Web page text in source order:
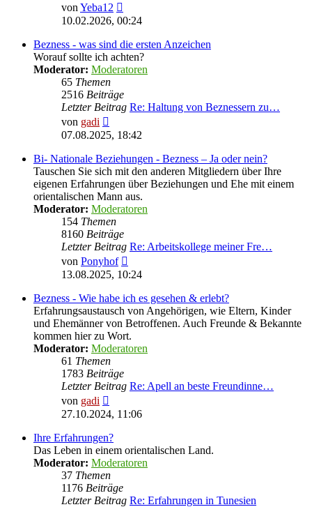
von Yeba12
Beitrag
10.02.2026, 00:24
Bezness - was sind die ersten Anzeichen
Worauf sollte ich achten?
Moderator: Moderatoren
65 Themen
2516 Beiträge
Letzter Beitrag Re: Haltung von Beznessern zu…
von gadi
Beitrag
07.08.2025, 18:42
Bi- Nationale Beziehungen - Bezness – Ja oder nein?
Tauschen Sie sich mit den anderen Mitgliedern über Ihre
eigenen Erfahrungen über Beziehungen und Ehe mit einem
orientalischen Mann aus.
Moderator: Moderatoren
154 Themen
8160 Beiträge
Letzter Beitrag Re: Arbeitskollege meiner Fre…
von Ponyhof
Beitrag
13.08.2025, 10:24
Bezness - Wie habe ich es gesehen & erlebt?
Erfahrungsaustausch von Angehörigen, wie Eltern, Kinder
und Ehemänner von Betroffenen. Auch Freunde & Bekannte
kommen hier zu Wort.
Moderator: Moderatoren
61 Themen
1783 Beiträge
Letzter Beitrag Re: Apell an beste Freundinne…
von gadi
Beitrag
27.10.2024, 11:06
Ihre Erfahrungen?
Das Leben in einem orientalischen Land.
Moderator: Moderatoren
37 Themen
1176 Beiträge
Letzter Beitrag Re: Erfahrungen in Tunesien